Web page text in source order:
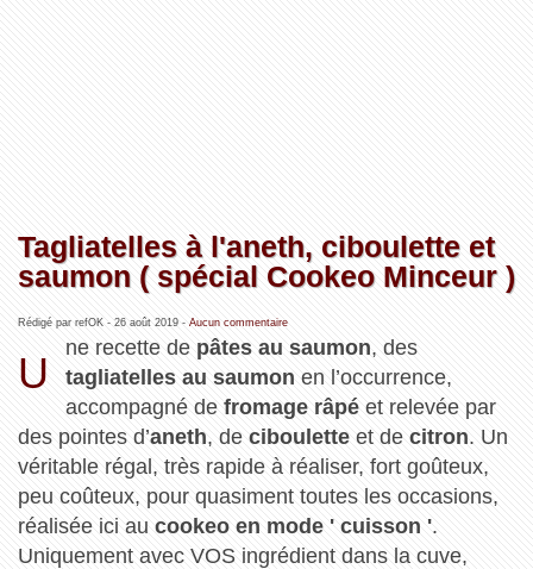
Tagliatelles à l'aneth, ciboulette et
saumon ( spécial Cookeo Minceur )
Rédigé par refOK - 26 août 2019- Aucun commentaire
U
ne recette de pâtes au saumon, des
tagliatelles au saumon en l’occurrence,
accompagné defromage râpé et relevée par
des pointes d’aneth, de cibouletteet de citron. Un
véritable régal, très rapide à réaliser, fort goûteux,
peu coûteux, pour quasiment toutes les occasions,
réalisée ici au cookeo en mode ' cuisson '.
Uniquement avec VOS ingrédient dans la cuve,